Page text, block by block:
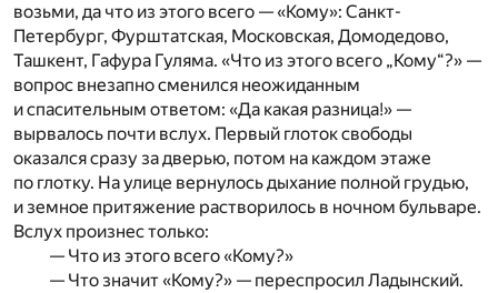
возьми, да что из этого всего — «Кому»: Санкт-
Петербург, Фурштатская, Московская, Домодедово,
Ташкент, Гафура Гуляма. «Что из этого всего „Кому“?» —
вопрос внезапно сменился неожиданным
и спасительным ответом: «Да какая разница!» —
вырвалось почти вслух. Первый глоток свободы
оказался сразу за дверью, потом на каждом этаже
по глотку. На улице вернулось дыхание полной грудью,
и земное притяжение растворилось в ночном бульваре.
Вслух произнес только:
— Что из этого всего «Кому?»
— Что значит «Кому?» — переспросил Ладынский.